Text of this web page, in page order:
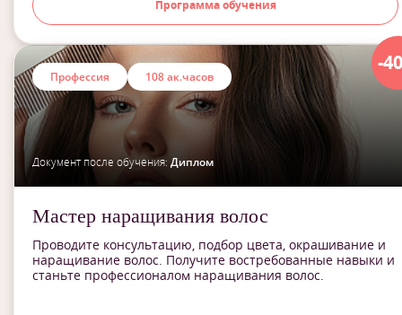
Программа обучения
-
Профессия 108 ак.часов
Документ после обучения: Диплом
Мастер наращивания волос
Проводите консультацию, подбор цвета, окрашивание и
наращивание волос. Получите востребованные навыки и
станьте профессионалом наращивания волос.